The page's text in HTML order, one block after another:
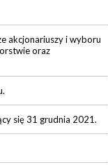
akcjonariuszy i wyboru
oraz
się 31 grudnia 2021.